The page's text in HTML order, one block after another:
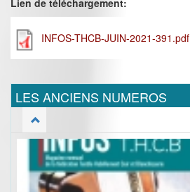
Lien de téléchargement:
INFOS-THCB-JUIN-2021-391.pdf
LES ANCIENS NUMEROS